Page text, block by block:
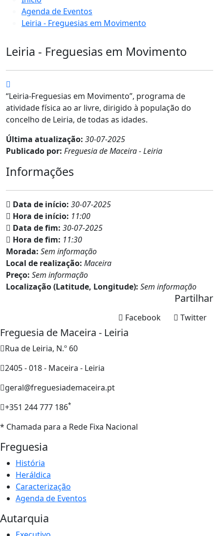
Agenda de Eventos
Leiria - Freguesias em Movimento
Leiria - Freguesias em Movimento
“Leiria-Freguesias em Movimento”, programa de
atividade física ao ar livre, dirigido à população do
concelho de Leiria, de todas as idades.
Última atualização: 30-07-2025
Publicado por: Freguesia de Maceira - Leiria
Informações
Data de início: 30-07-2025
Hora de início: 11:00
Data de fim: 30-07-2025
Hora de fim: 11:30
Morada: Sem informação
Local de realização: Maceira
Preço: Sem informação
Localização (Latitude, Longitude): Sem informação
Partilhar
Twitter
Facebook
Freguesia de Maceira - Leiria
Rua de Leiria, N.º 60
2405 - 018 - Maceira - Leiria
geral@freguesiademaceira.pt
+351 244 777 186*
* Chamada para a Rede Fixa Nacional
Freguesia
História
Heráldica
Caracterização
Agenda de Eventos
Autarquia